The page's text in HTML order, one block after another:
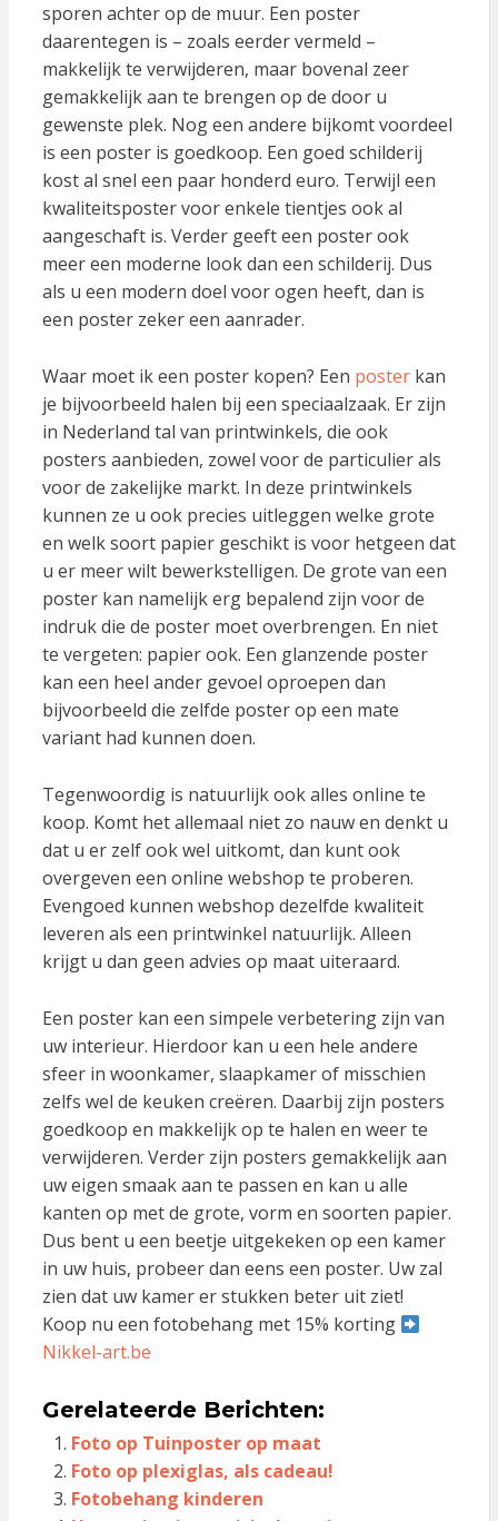
sporen achter op de muur. Een poster
daarentegen is – zoals eerder vermeld –
makkelijk te verwijderen, maar bovenal zeer
gemakkelijk aan te brengen op de door u
gewenste plek. Nog een andere bijkomt voordeel
is een poster is goedkoop. Een goed schilderij
kost al snel een paar honderd euro. Terwijl een
kwaliteitsposter voor enkele tientjes ook al
aangeschaft is. Verder geeft een poster ook
meer een moderne look dan een schilderij. Dus
als u een modern doel voor ogen heeft, dan is
een poster zeker een aanrader.
Waar moet ik een poster kopen? Een posterkan
je bijvoorbeeld halen bij een speciaalzaak. Er zijn
in Nederland tal van printwinkels, die ook
posters aanbieden, zowel voor de particulier als
voor de zakelijke markt. In deze printwinkels
kunnen ze u ook precies uitleggen welke grote
en welk soort papier geschikt is voor hetgeen dat
u er meer wilt bewerkstelligen. De grote van een
poster kan namelijk erg bepalend zijn voor de
indruk die de poster moet overbrengen. En niet
te vergeten: papier ook. Een glanzende poster
kan een heel ander gevoel oproepen dan
bijvoorbeeld die zelfde poster op een mate
variant had kunnen doen.
Tegenwoordig is natuurlijk ook alles online te
koop. Komt het allemaal niet zo nauw en denkt u
dat u er zelf ook wel uitkomt, dan kunt ook
overgeven een online webshop te proberen.
Evengoed kunnen webshop dezelfde kwaliteit
leveren als een printwinkel natuurlijk. Alleen
krijgt u dan geen advies op maat uiteraard.
Een poster kan een simpele verbetering zijn van
uw interieur. Hierdoor kan u een hele andere
sfeer in woonkamer, slaapkamer of misschien
zelfs wel de keuken creëren. Daarbij zijn posters
goedkoop en makkelijk op te halen en weer te
verwijderen. Verder zijn posters gemakkelijk aan
uw eigen smaak aan te passen en kan u alle
kanten op met de grote, vorm en soorten papier.
Dus bent u een beetje uitgekeken op een kamer
in uw huis, probeer dan eens een poster. Uw zal
zien dat uw kamer er stukken beter uit ziet!
Koop nu een fotobehang met 15% korting
Nikkel-art.be
Gerelateerde Berichten:
Foto op Tuinposter op maat
Foto op plexiglas, als cadeau!
Fotobehang kinderen